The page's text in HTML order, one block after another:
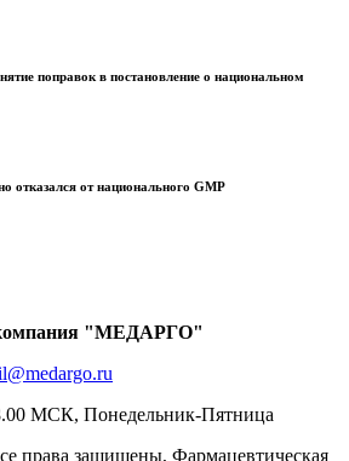
поправок в постановление о национальном
отказался от национального GMP
"МЕДАРГО"
МСК, Понедельник-Пятница
права защищены, Фармацевтическая